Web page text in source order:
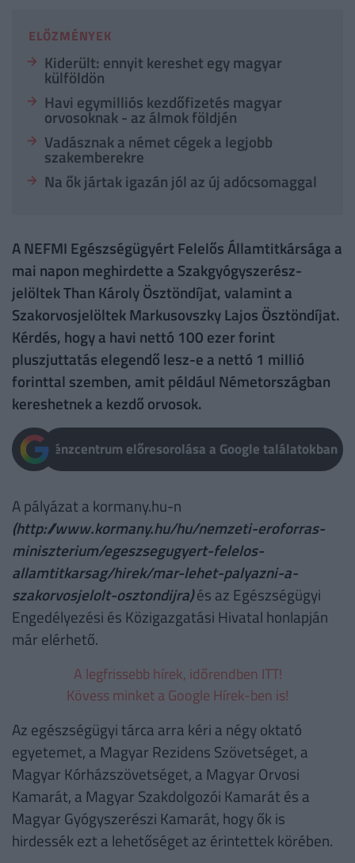
ELŐZMÉNYEK
Kiderült: ennyit kereshet egy magyar
külföldön
Havi egymilliós kezdőfizetés magyar
orvosoknak - az álmok földjén
Vadásznak a német cégek a legjobb
szakemberekre
Na ők jártak igazán jól az új adócsomaggal
A NEFMI Egészségügyért Felelős Államtitkársága a
mai napon meghirdette a Szakgyógyszerész-
jelöltek Than Károly Ösztöndíjat, valamint a
Szakorvosjelöltek Markusovszky Lajos Ösztöndíjat.
Kérdés, hogy a havi nettó 100 ezer forint
pluszjuttatás elegendő lesz-e a nettó 1 millió
forinttal szemben, amit például Németországban
kereshetnek a kezdő orvosok.
Pénzcentrum előresorolása a Google találatokban
A pályázat a kormany.hu-n
(http://www.kormany.hu/hu/nemzeti-eroforras-
miniszterium/egeszsegugyert-felelos-
allamtitkarsag/hirek/mar-lehet-palyazni-a-
szakorvosjelolt-osztondijra)és az Egészségügyi
Engedélyezési és Közigazgatási Hivatal honlapján
már elérhető.
A legfrissebb hírek, időrendben ITT!
Kövess minket a Google Hírek-ben is!
Az egészségügyi tárca arra kéri a négy oktató
egyetemet, a Magyar Rezidens Szövetséget, a
Magyar Kórházszövetséget, a Magyar Orvosi
Kamarát, a Magyar Szakdolgozói Kamarát és a
Magyar Gyógyszerészi Kamarát, hogy ők is
hirdessék ezt a lehetőséget az érintettek körében.